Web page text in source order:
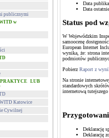
publicznymi
w
PRAKTYCE LUB
Katowice
Cywilnej
Data
Data
Status pod
W Wojewódzkim
samoocenę
European Internet
wynika, że: strona
podmiotów
Pobierz Raport z
Na stronie
standardowych
internetową
Deklarację
Deklarację